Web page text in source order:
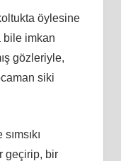
öylesine
bile imkan
gözleriyle,
siki
geçirip, bir